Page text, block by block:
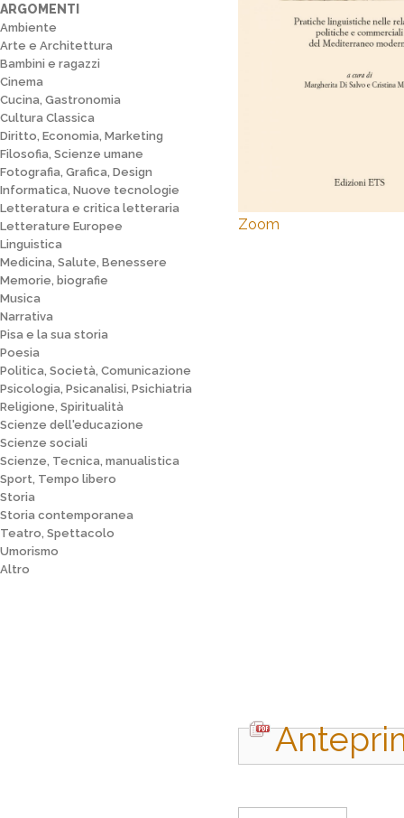
ARGOMENTI
Ambiente
Arte e Architettura
Bambini e ragazzi
Cinema
Cucina, Gastronomia
Cultura Classica
Diritto, Economia, Marketing
Filosofia, Scienze umane
Fotografia, Grafica, Design
Informatica, Nuove tecnologie
Letteratura e critica letteraria
Letterature Europee
Linguistica
Medicina, Salute, Benessere
Memorie, biografie
Musica
Narrativa
Pisa e la sua storia
Poesia
Politica, Società, Comunicazione
Psicologia, Psicanalisi, Psichiatria
Religione, Spiritualità
Scienze dell'educazione
Scienze sociali
Scienze, Tecnica, manualistica
Sport, Tempo libero
Storia
Storia contemporanea
Teatro, Spettacolo
Umorismo
Altro
Zoom